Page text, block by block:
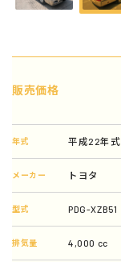
販売価格
年式 平成22年式
メーカー トヨタ
型式 PDG-XZB51
排気量 4,000 cc